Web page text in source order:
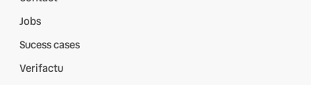
Jobs
Sucess cases
Verifactu